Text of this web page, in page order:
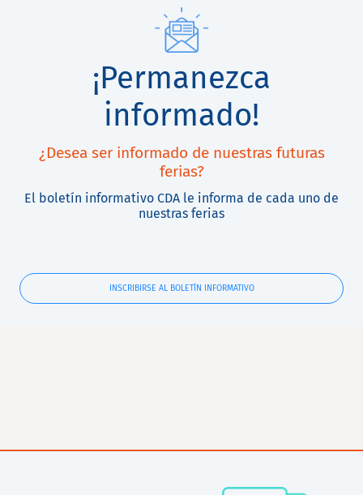
¡Permanezca
informado!
¿Desea ser informado de nuestras futuras
ferias?
El boletín informativo CDA le informa de cada uno de
nuestras ferias
INSCRIBIRSE AL BOLETÍN INFORMATIVO